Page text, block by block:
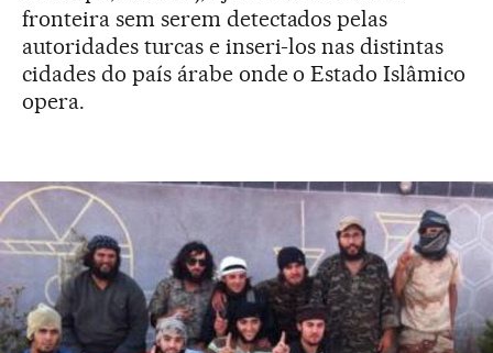
fronteira sem serem detectados pelas
autoridades turcas e inseri-los nas distintas
cidades do país árabe onde o Estado Islâmico
opera.